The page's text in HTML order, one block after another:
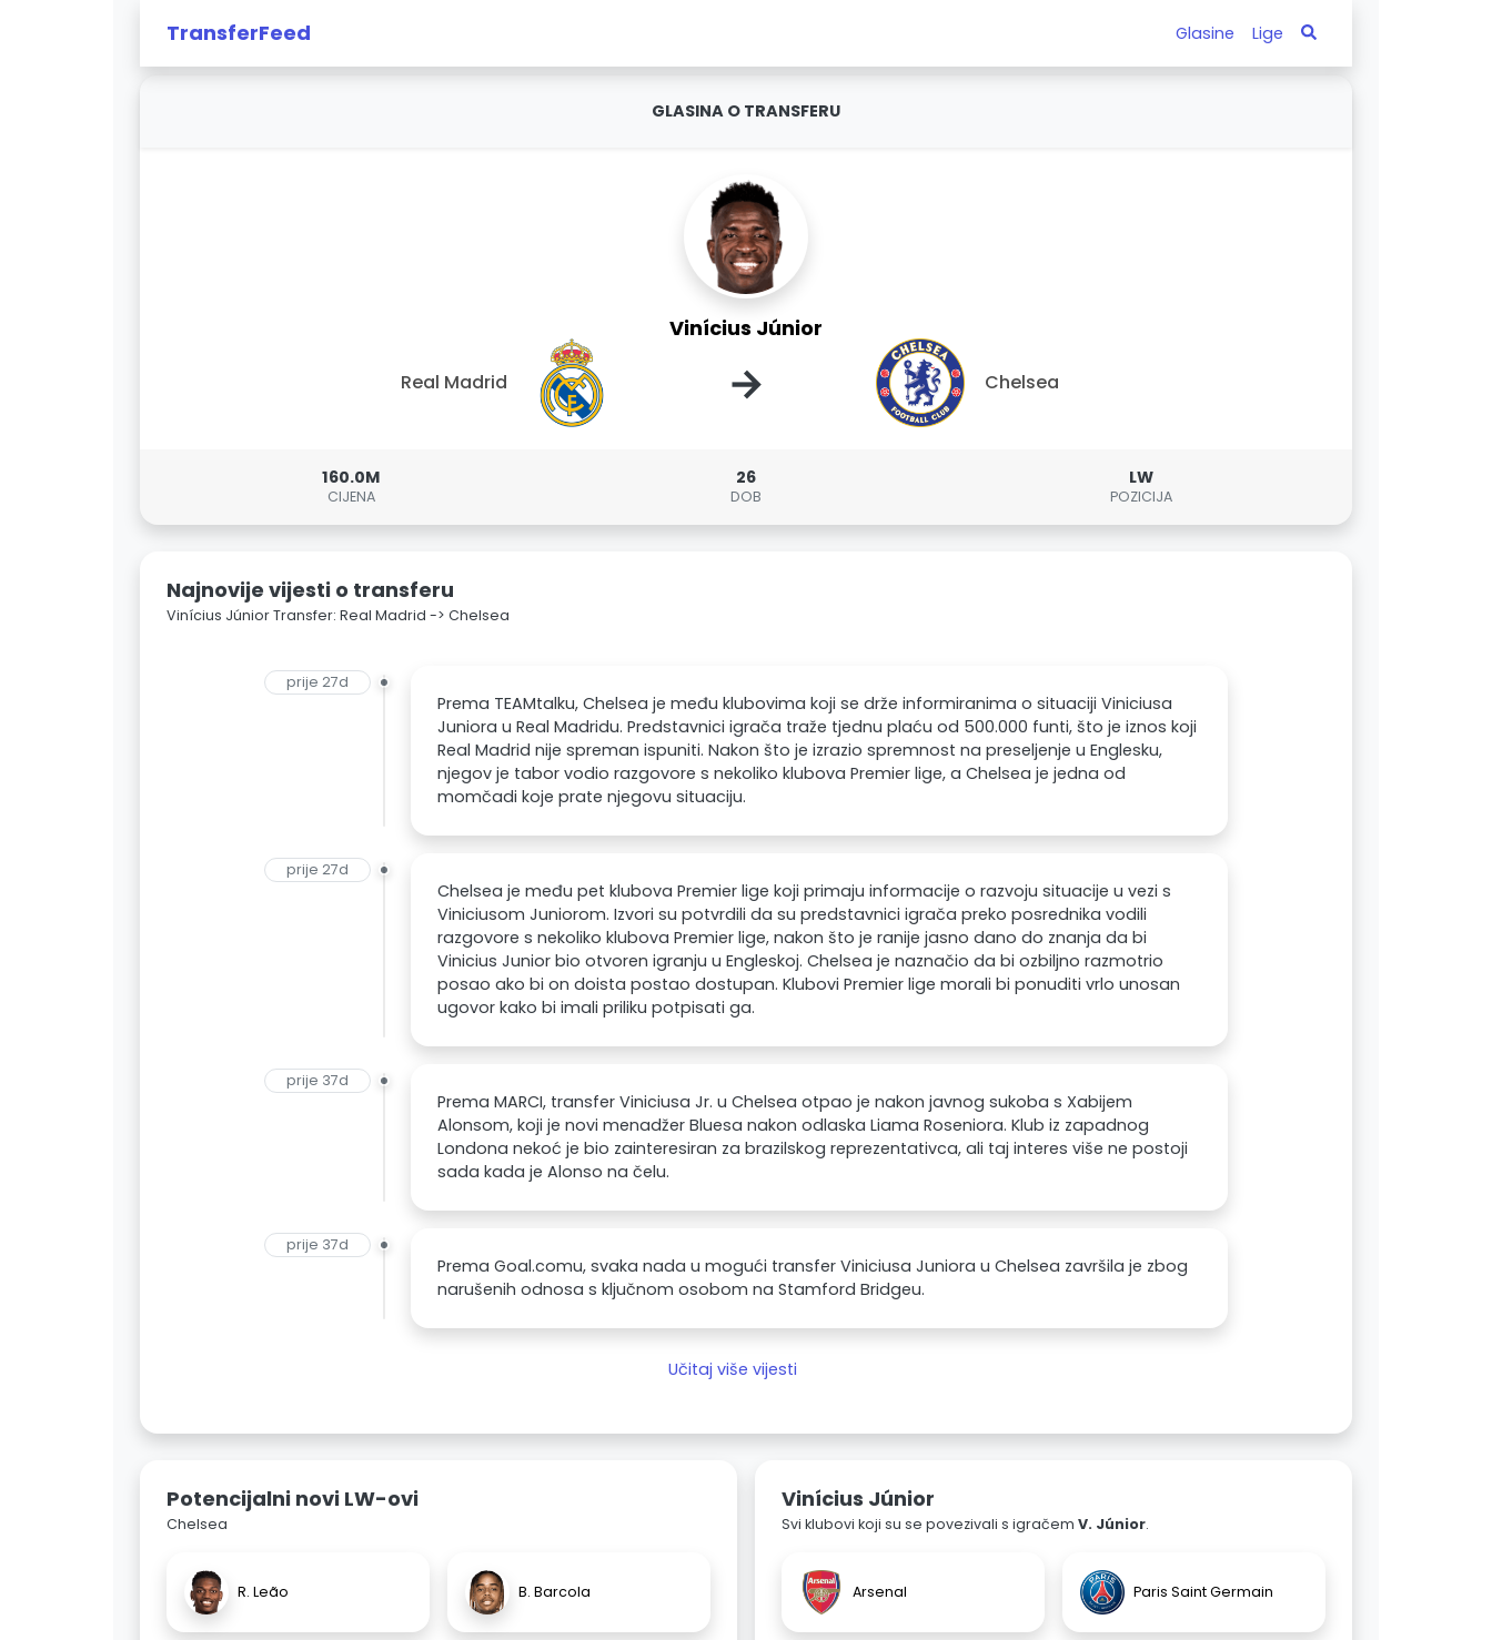
TransferFeed Glasine Lige
GLASINA O TRANSFERU
Vinícius Júnior
Real Madrid → Chelsea
160.0M
CIJENA
26
DOB
LW
POZICIJA
Najnovije vijesti o transferu
Vinícius Júnior Transfer: Real Madrid -> Chelsea
prije 27d
Prema TEAMtalku, Chelsea je među klubovima koji se drže informiranima o situaciji Viniciusa
Juniora u Real Madridu. Predstavnici igrača traže tjednu plaću od 500.000 funti, što je iznos koji
Real Madrid nije spreman ispuniti. Nakon što je izrazio spremnost na preseljenje u Englesku,
njegov je tabor vodio razgovore s nekoliko klubova Premier lige, a Chelsea je jedna od
momčadi koje prate njegovu situaciju.
prije 27d
Chelsea je među pet klubova Premier lige koji primaju informacije o razvoju situacije u vezi s
Viniciusom Juniorom. Izvori su potvrdili da su predstavnici igrača preko posrednika vodili
razgovore s nekoliko klubova Premier lige, nakon što je ranije jasno dano do znanja da bi
Vinicius Junior bio otvoren igranju u Engleskoj. Chelsea je naznačio da bi ozbiljno razmotrio
posao ako bi on doista postao dostupan. Klubovi Premier lige morali bi ponuditi vrlo unosan
ugovor kako bi imali priliku potpisati ga.
prije 37d
Prema MARCI, transfer Viniciusa Jr. u Chelsea otpao je nakon javnog sukoba s Xabijem
Alonsom, koji je novi menadžer Bluesa nakon odlaska Liama Roseniora. Klub iz zapadnog
Londona nekoć je bio zainteresiran za brazilskog reprezentativca, ali taj interes više ne postoji
sada kada je Alonso na čelu.
prije 37d
Prema Goal.comu, svaka nada u mogući transfer Viniciusa Juniora u Chelsea završila je zbog
narušenih odnosa s ključnom osobom na Stamford Bridgeu.
Učitaj više vijesti
Potencijalni novi LW-ovi
Chelsea
R. Leão B. Barcola
Vinícius Júnior
Svi klubovi koji su se povezivali s igračem V. Júnior.
Arsenal Paris Saint Germain